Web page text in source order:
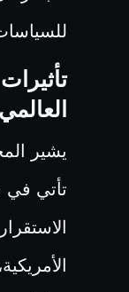
العالمي
يشير
تأتي